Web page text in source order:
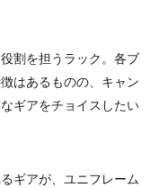
割を担うラック。各ブ
はあるものの、キャン
ギアをチョイスしたい
ギアが、ユニフレーム